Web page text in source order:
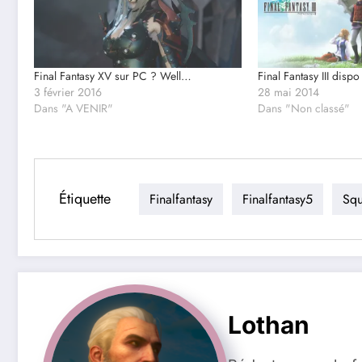
Final Fantasy XV sur PC ? Well…
3 février 2016
Dans "A VENIR"
Final Fantasy III
28 mai 2014
Dans "Non classé"
Étiquette Finalfantasy Finalfantasy5
Lothan